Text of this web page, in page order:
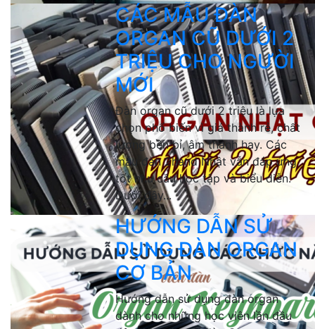
CÁC MẪU ĐÀN
ORGAN CŨ DƯỚI 2
TRIỆU CHO NGƯỜI
MỚI
Đàn organ cũ dưới 2 triệu là lựa
chọn phổ biến vì giá thành rẻ, chất
lượng bền bỉ, âm thanh hay. Các
mẫu đàn 2hand Nhật vẫn đáp ứng
tốt nhu cầu học tập và biểu diễn.
Dưới đây...
HƯỚNG DẪN SỬ
DỤNG ĐÀN ORGAN
CƠ BẢN
Hướng dẫn sử dụng đàn organ
dành cho những học viên lần đầu